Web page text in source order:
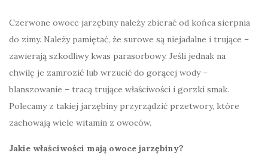
Czerwone owoce jarzębiny należy zbierać od końca sierpnia
do zimy. Należy pamiętać, że surowe są niejadalne i trujące –
zawierają szkodliwy kwas parasorbowy. Jeśli jednak na
chwilę je zamrozić lub wrzucić do gorącej wody –
blanszowanie – tracą trujące właściwości i gorzki smak.
Polecamy z takiej jarzębiny przyrządzić przetwory, które
zachowają wiele witamin z owoców.
Jakie właściwości mają owoce jarzębiny?